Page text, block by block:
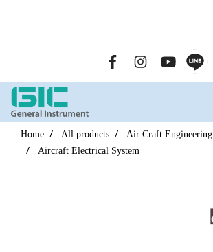
Home All products
Air Craft Engineering
Aircraft Electrical System